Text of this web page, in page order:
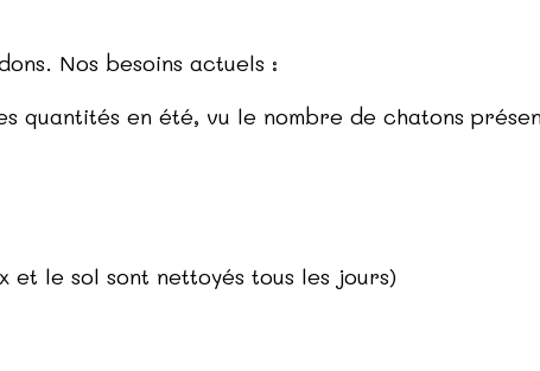
Nos besoins actuels :
quantités en été, vu le nombre de chatons
et le sol sont nettoyés tous les jours)